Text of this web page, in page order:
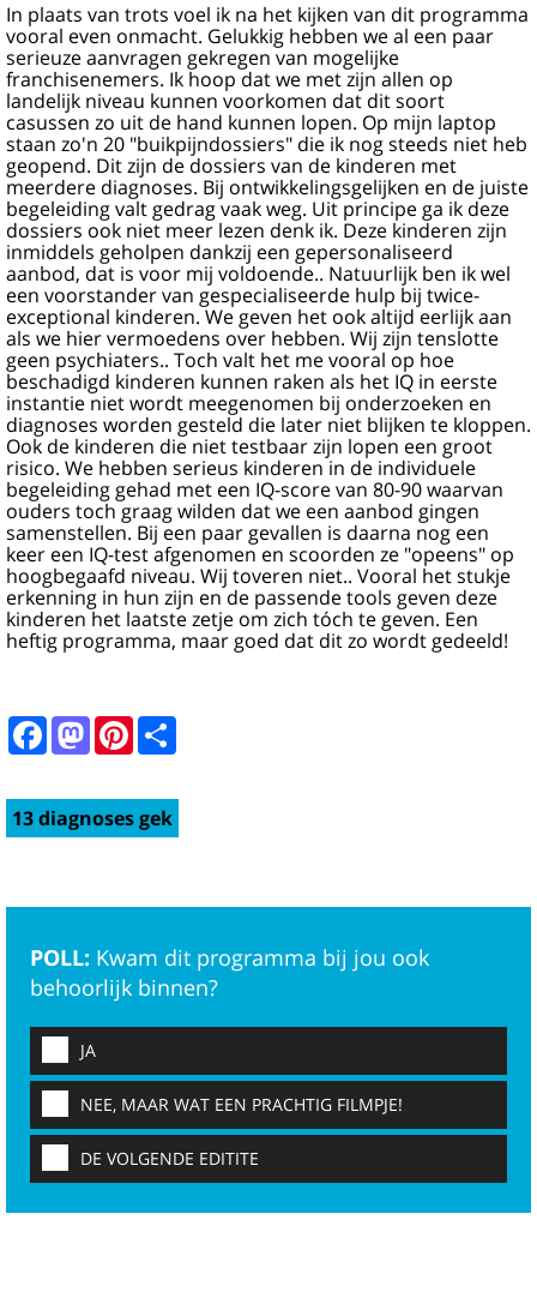
In plaats van trots voel ik na het kijken van dit programma
vooral even onmacht. Gelukkig hebben we al een paar
serieuze aanvragen gekregen van mogelijke
franchisenemers. Ik hoop dat we met zijn allen op
landelijk niveau kunnen voorkomen dat dit soort
casussen zo uit de hand kunnen lopen. Op mijn laptop
staan zo'n 20 "buikpijndossiers" die ik nog steeds niet heb
geopend. Dit zijn de dossiers van de kinderen met
meerdere diagnoses. Bij ontwikkelingsgelijken en de juiste
begeleiding valt gedrag vaak weg. Uit principe ga ik deze
dossiers ook niet meer lezen denk ik. Deze kinderen zijn
inmiddels geholpen dankzij een gepersonaliseerd
aanbod, dat is voor mij voldoende.. Natuurlijk ben ik wel
een voorstander van gespecialiseerde hulp bij twice-
exceptional kinderen. We geven het ook altijd eerlijk aan
als we hier vermoedens over hebben. Wij zijn tenslotte
geen psychiaters.. Toch valt het me vooral op hoe
beschadigd kinderen kunnen raken als het IQ in eerste
instantie niet wordt meegenomen bij onderzoeken en
diagnoses worden gesteld die later niet blijken te kloppen.
Ook de kinderen die niet testbaar zijn lopen een groot
risico. We hebben serieus kinderen in de individuele
begeleiding gehad met een IQ-score van 80-90 waarvan
ouders toch graag wilden dat we een aanbod gingen
samenstellen. Bij een paar gevallen is daarna nog een
keer een IQ-test afgenomen en scoorden ze "opeens" op
hoogbegaafd niveau. Wij toveren niet.. Vooral het stukje
erkenning in hun zijn en de passende tools geven deze
kinderen het laatste zetje om zich tóch te geven. Een
heftig programma, maar goed dat dit zo wordt gedeeld!
FacebookMastodon
Pinterest
13 diagnoses gek
POLL: Kwam dit programma bij jou ook
behoorlijk binnen?
JA
NEE, MAAR WAT EEN PRACHTIG FILMPJE!
DE VOLGENDE EDITITE